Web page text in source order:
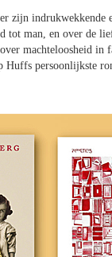
zijn indrukwekkende
tot man, en over de
machteloosheid in
Huffs persoonlijkste